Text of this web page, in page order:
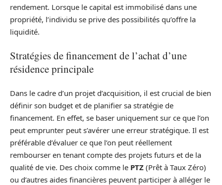
rendement. Lorsque le capital est immobilisé dans une
propriété, l’individu se prive des possibilités qu’offre la
liquidité.
Stratégies de financement de l’achat d’une
résidence principale
Dans le cadre d’un projet d’acquisition, il est crucial de bien
définir son budget et de planifier sa stratégie de
financement. En effet, se baser uniquement sur ce que l’on
peut emprunter peut s’avérer une erreur stratégique. Il est
préférable d’évaluer ce que l’on peut réellement
rembourser en tenant compte des projets futurs et de la
qualité de vie. Des choix comme le PTZ (Prêt à Taux Zéro)
ou d’autres aides financières peuvent participer à alléger le